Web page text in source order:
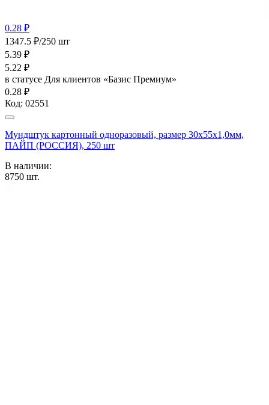
0.28 ₽
1347.5 ₽/250 шт
5.39 ₽
5.22 ₽
в статусе Для клиентов «Базис Премиум»
0.28 ₽
Код: 02551
Мундштук картонный одноразовый, размер 30х55х1,0мм,
ПАЙП (РОССИЯ), 250 шт
В наличии:
8750 шт.